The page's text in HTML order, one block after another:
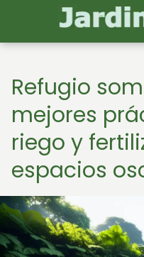
Refugio
mejores
riego y
espacios